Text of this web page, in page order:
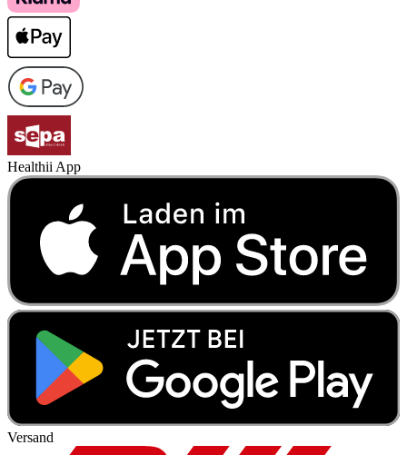
Healthii App
Versand